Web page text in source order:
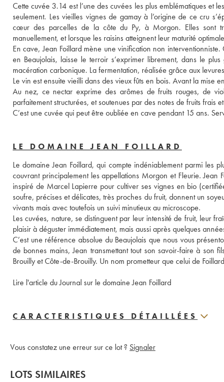
Cette cuvée 3.14 est l’une des cuvées les plus emblématiques et
seulement. Les vieilles vignes de gamay à l’origine de ce cru
cœur des parcelles de la côte du Py, à Morgon. Elles sont
manuellement, et lorsque les raisins atteignent leur maturité
En cave, Jean Foillard mène une vinification non
en Beaujolais, laisse le terroir s’exprimer librement, dans le
macération carbonique. La fermentation, réalisée grâce aux
Le vin est ensuite vieilli dans des vieux fûts en bois. Avant la mise
Au nez, ce nectar exprime des arômes de fruits rouges, de
parfaitement structurées, et soutenues par des notes de fruits frais
LE DOMAINE JEAN FOILLARD
Le domaine Jean Foillard, qui compte indéniablement parmi les
couvrant principalement les appellations Morgon et Fleurie.
inspiré de Marcel Lapierre pour cultiver ses vignes en bio
soufre, précises et délicates, très proches du fruit, donnent un
vivants mais avec toutefois un suivi minutieux au microscope.
Les cuvées, nature, se distinguent par leur intensité de fruit, leur
plaisir à déguster immédiatement, mais aussi après quelques
C’est une référence absolue du Beaujolais que nous vous
de bonnes mains, Jean transmettant tout son savoir-faire à son
Brouilly et Côte-de-Brouilly. Un nom prometteur que celui de
Lire l'article du Journal sur le domaine Jean Foillard
CARACTERISTIQUES DÉTAILLÉES
Vous constatez une erreur sur ce lot ? Signaler
LOTS SIMILAIRES